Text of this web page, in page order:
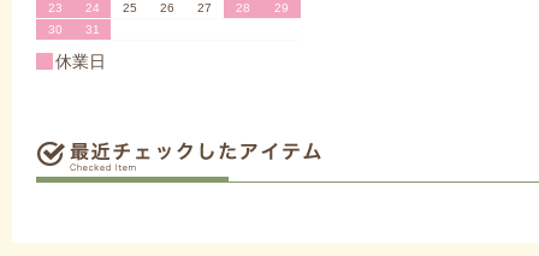
23
24 25 26 27 28
29
30
31
休業日